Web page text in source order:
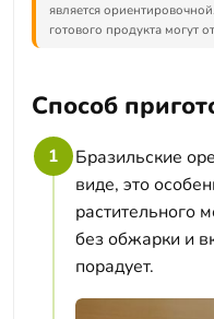
является
готового продукта могут
Способ
1
Бразильские
виде, это
растительного
без обжарки и
порадует.